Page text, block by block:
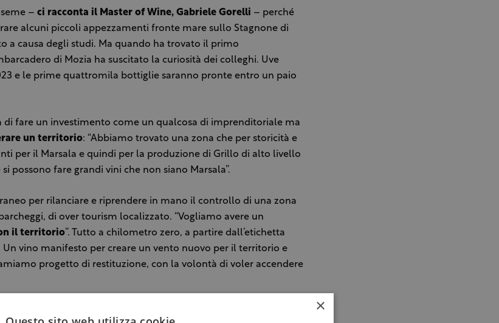
– ci racconta il Master of Wine, Gabriele Gorelli – perché
alcuni piccoli appezzamenti fronte mare sullo Stagnone di
a causa degli studi. Ma quando ha trovato il primo
di Mozia ha suscitato la curiosità dei colleghi. Uve
e le prime quattromila bottiglie saranno pronte entro un paio
di fare un investimento come un qualcosa di imprenditoriale ma
un territorio: “Abbiamo trovato una zona che per storicità e
per il Marsala e quindi per la produzione di Grillo di alto livello
possono fare grandi vini che non siano Marsala”.
per rilanciare e riprendere in mano il controllo di una zona
di over tourism localizzato. “Vogliamo avere un
il territorio”. Tutto a chilometro zero, a partire dall’etichetta
Un vino manifesto per creare un vento nuovo per il territorio e
progetto di restituzione, con la volontà di voler accendere
×